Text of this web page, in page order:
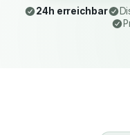
24h erreichbar